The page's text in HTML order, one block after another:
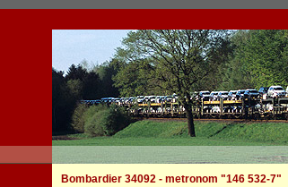
Bombardier 34092 - metronom "146 532-7"